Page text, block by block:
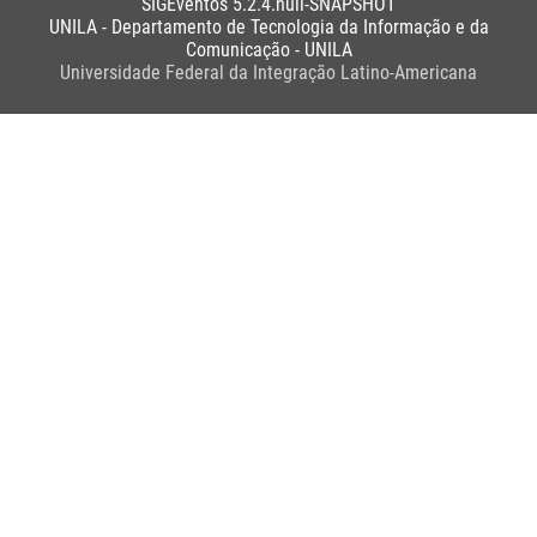
UNILA - Departamento de Tecnologia da Informação e da
Comunicação - UNILA
Universidade Federal da Integração Latino-Americana